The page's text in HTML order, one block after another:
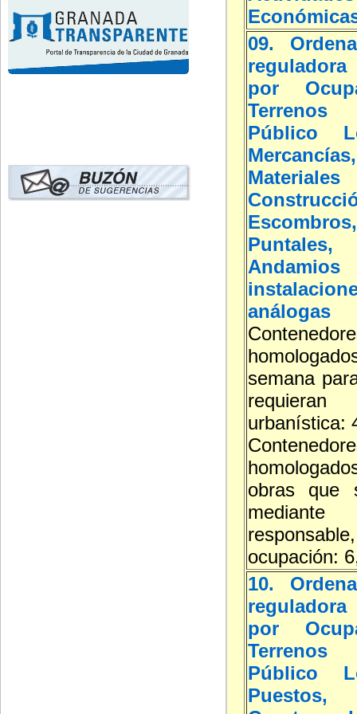
09.
por
Público
Mercancías,
análogas
semana
urbanística:
obras que
mediante
ocupación:
10.
por
Público
Puestos,